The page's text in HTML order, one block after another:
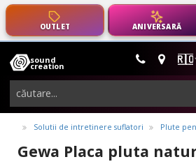
OUTLET ANIVERSARĂ
🇷🇴
sound
creation
instrumente
muzicale,
echipamente
pro-
audio
Solutii de intretinere suflatori Plute
Gewa Placa pluta